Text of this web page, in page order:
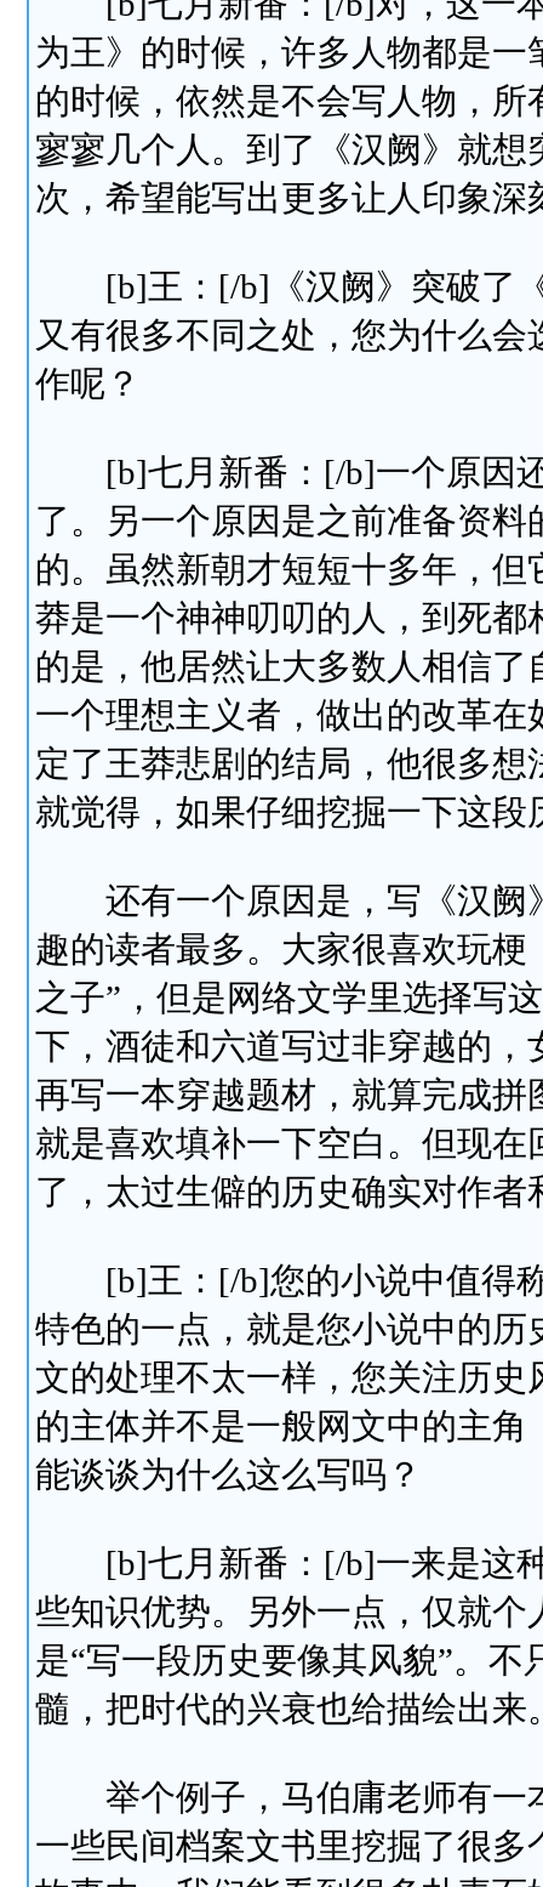
为王》的时候，许多人物都是
的时候，依然是不会写人物，
寥寥几个人。到了《汉阙》就
次，希望能写出更多让人印象深
[b]王：[/b]《汉阙》突破了《
又有很多不同之处，您为什么
作呢？
[b]七月新番：[/b]一个原因还
了。另一个原因是之前准备资
的。虽然新朝才短短十多年，
莽是一个神神叨叨的人，到死
的是，他居然让大多数人相信
一个理想主义者，做出的改革
定了王莽悲剧的结局，他很多
就觉得，如果仔细挖掘一下这
还有一个原因是，写《汉阙
趣的读者最多。大家很喜欢玩梗
之子”，但是网络文学里选择写
下，酒徒和六道写过非穿越的
再写一本穿越题材，就算完成
就是喜欢填补一下空白。但现
了，太过生僻的历史确实对作者
[b]王：[/b]您的小说中值得称
特色的一点，就是您小说中的
文的处理不太一样，您关注历
的主体并不是一般网文中的主
能谈谈为什么这么写吗？
[b]七月新番：[/b]一来是这种
些知识优势。另外一点，仅就
是“写一段历史要像其风貌”。
髓，把时代的兴衰也给描绘出来
举个例子，马伯庸老师有一
一些民间档案文书里挖掘了很